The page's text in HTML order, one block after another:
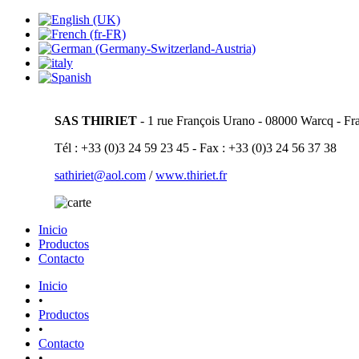
SAS THIRIET - 1 rue François Urano - 08000 Warcq -
Tél : +33 (0)3 24 59 23 45 - Fax : +33 (0)3 24 56 37 38
sathiriet@aol.com /www.thiriet.fr
Inicio
Productos
Contacto
Inicio
•
Productos
•
Contacto